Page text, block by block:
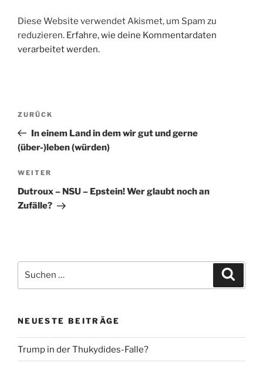
Diese Website verwendet Akismet, um Spam zu
reduzieren. Erfahre, wie deine Kommentardaten
verarbeitet werden.
Beitragsnavigation
Vorheriger
Beitrag
ZURÜCK
In einem Land in dem wir gut und gerne
(über-)leben (würden)
Nächster
Beitrag
WEITER
Dutroux – NSU – Epstein! Wer glaubt noch an
Zufälle?
nach:
NEUESTE BEITRÄGE
Trump in der Thukydides-Falle?